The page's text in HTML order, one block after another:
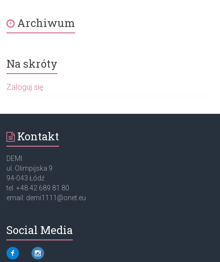
Archiwum
Na skróty
Zaloguj się
Kontakt
DEMI
ul. Olimpijska 9
94-043 Łódź
tel. +48 42 689 81 80
email: demi1111@onet.eu
Social Media